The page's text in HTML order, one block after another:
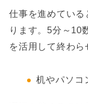
仕事を進めてい
ります。5分～10
を活用して終わら
机やパソコ